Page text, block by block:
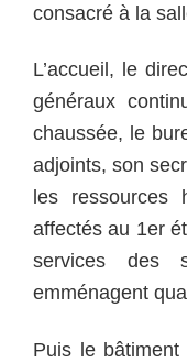
consacré à la
L’accueil, le
généraux
chaussée, le
adjoints, son
les ressources
affectés au 1er
services des
emménagent
Puis le bâtiment